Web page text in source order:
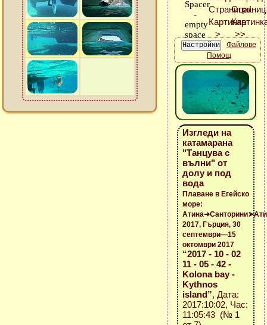
Файлове
Помощ
Изгледи на
катамарана
"Танцува с
вълни" от
долу и под
вода
Плаване в Егейско
море:
2017, Гърция, 30
септември—15
октомври 2017
“2017 - 10 - 02
11 - 05 - 42 -
Kolona bay -
Kythnos
island”, Дата:
2017:10:02, Час:
11:05:43 (№ 1